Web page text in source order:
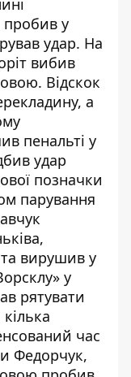
пробив у
удар. На
вибив
Відскок
а
пенальті у
удар
позначки
парування
вирушив у
у
рятувати
час
Федорчук,